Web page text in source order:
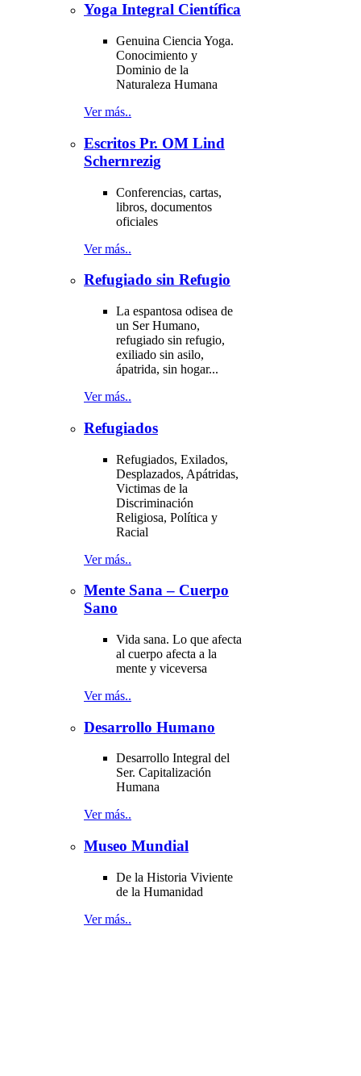
Yoga Integral Científica
Genuina Ciencia Yoga.
Conocimiento y
Dominio de la
Naturaleza Humana
Ver más..
Escritos Pr. OM Lind
Schernrezig
Conferencias, cartas,
libros, documentos
oficiales
Ver más..
Refugiado sin Refugio
La espantosa odisea de
un Ser Humano,
refugiado sin refugio,
exiliado sin asilo,
ápatrida, sin hogar...
Ver más..
Refugiados
Refugiados, Exilados,
Desplazados, Apátridas,
Victimas de la
Discriminación
Religiosa, Política y
Racial
Ver más..
Mente Sana – Cuerpo
Sano
Vida sana. Lo que afecta
al cuerpo afecta a la
mente y viceversa
Ver más..
Desarrollo Humano
Desarrollo Integral del
Ser. Capitalización
Humana
Ver más..
Museo Mundial
De la Historia Viviente
de la Humanidad
Ver más..